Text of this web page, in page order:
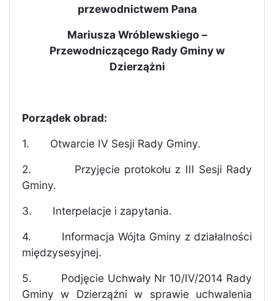
przewodnictwem Pana
Mariusza Wróblewskiego –
Przewodniczącego Rady Gminy w
Dzierzążni
Porządek obrad:
1.
Otwarcie IV Sesji Rady Gminy.
2.
Przyjęcie protokołu z III Sesji Rady
Gminy.
3.
Interpelacje i zapytania.
4.
Informacja Wójta Gminy z działalności
międzysesyjnej.
5.
Podjęcie Uchwały Nr 10/IV/2014 Rady
Gminy w Dzierzążni w sprawie uchwalenia